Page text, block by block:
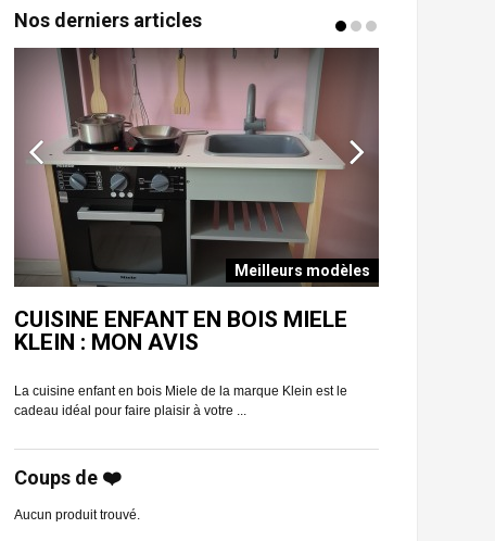
Nos derniers articles
Meilleurs modèles
CUISINE ENFANT EN BOIS MIELE
KLEIN : MON AVIS
La cuisine enfant en bois Miele de la marque Klein est le
cadeau idéal pour faire plaisir à votre ...
Coups de ❤️
Aucun produit trouvé.